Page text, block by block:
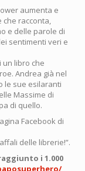
aumenta e
che racconta,
e delle parole di
sentimenti veri e
un libro che
Andrea già nel
le sue esilaranti
Massime di
di quello.
Facebook di
delle librerie!”.
i 1.000